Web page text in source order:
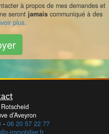
à propos de mes demandes et
seront jamais communiqué à des
plus.
d’Aveyron
- 06 20 57 22 77
immobilier.fr